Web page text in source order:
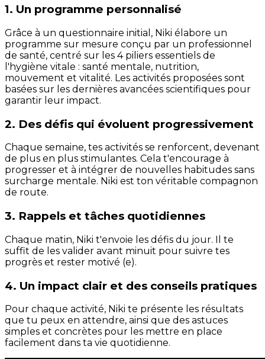
1. Un programme personnalisé
Grâce à un questionnaire initial, Niki élabore un
programme sur mesure conçu par un professionnel
de santé, centré sur les 4 piliers essentiels de
l'hygiène vitale : santé mentale, nutrition,
mouvement et vitalité. Les activités proposées sont
basées sur les dernières avancées scientifiques pour
garantir leur impact.
2. Des défis qui évoluent progressivement
Chaque semaine, tes activités se renforcent, devenant
de plus en plus stimulantes. Cela t'encourage à
progresser et à intégrer de nouvelles habitudes sans
surcharge mentale. Niki est ton véritable compagnon
de route.
3. Rappels et tâches quotidiennes
Chaque matin, Niki t'envoie les défis du jour. Il te
suffit de les valider avant minuit pour suivre tes
progrès et rester motivé (e).
4. Un impact clair et des conseils pratiques
Pour chaque activité, Niki te présente les résultats
que tu peux en attendre, ainsi que des astuces
simples et concrètes pour les mettre en place
facilement dans ta vie quotidienne.